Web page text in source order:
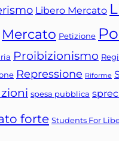
Libero Mercato
Mercato Petizione
Proibizionismo
Repressione Riforme
spesa pubblica
forte Students For